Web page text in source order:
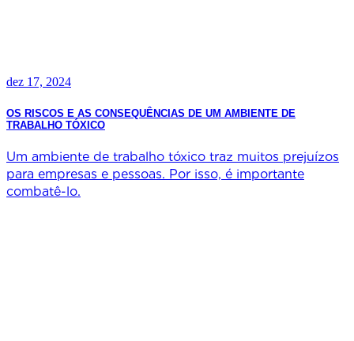
dez 17, 2024
OS RISCOS E AS CONSEQUÊNCIAS DE UM AMBIENTE DE
TRABALHO TÓXICO
Um ambiente de trabalho tóxico traz muitos prejuízos
para empresas e pessoas. Por isso, é importante
combatê-lo.